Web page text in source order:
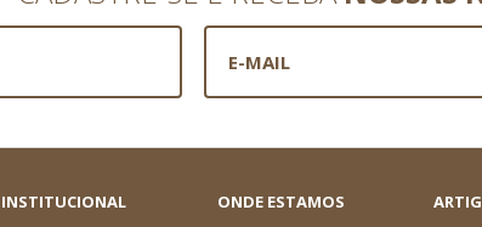
INSTITUCIONAL
ONDE ESTAMOS